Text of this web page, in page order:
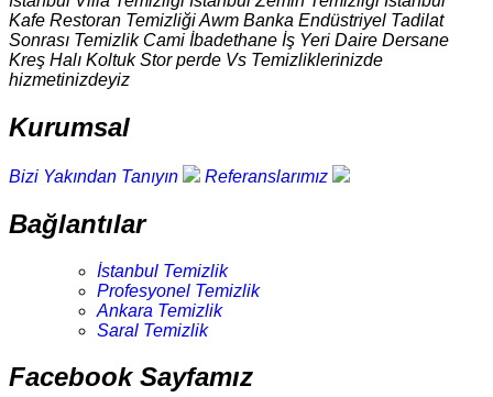
Kafe Restoran Temizliği Awm Banka Endüstriyel Tadilat
Sonrası Temizlik Cami İbadethane İş Yeri Daire Dersane
Kreş Halı Koltuk Stor perde Vs Temizliklerinizde
hizmetinizdeyiz
Kurumsal
Bizi Yakından Tanıyın Referanslarımız
Bağlantılar
İstanbul Temizlik
Profesyonel Temizlik
Ankara Temizlik
Saral Temizlik
Facebook Sayfamız